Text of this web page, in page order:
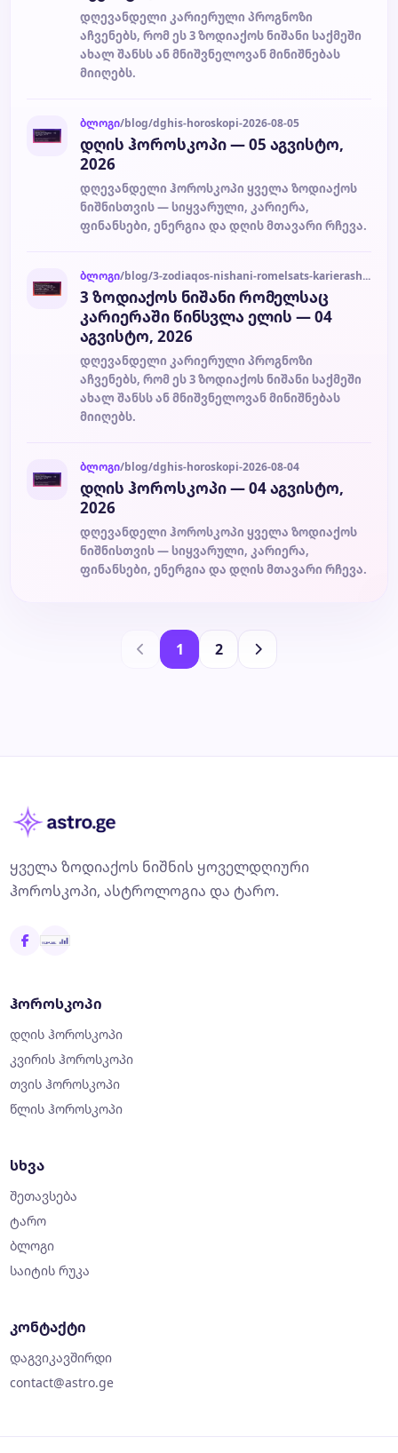
დღევანდელი კარიერული პროგნოზი
აჩვენებს, რომ ეს 3 ზოდიაქოს ნიშანი საქმეში
ახალ შანსს ან მნიშვნელოვან მინიშნებას
მიიღებს.
ბლოგი/blog/dghis-horoskopi-2026-08-05
დღის ჰოროსკოპი — 05 აგვისტო,
2026
დღევანდელი ჰოროსკოპი ყველა ზოდიაქოს
ნიშნისთვის — სიყვარული, კარიერა,
ფინანსები, ენერგია და დღის მთავარი რჩევა.
ბლოგი /blog/3-zodiaqos-nishani-romelsats-karierashi-tsinsvla-elis-04-agvisto-2026-2026-08-04
3 ზოდიაქოს ნიშანი რომელსაც
კარიერაში წინსვლა ელის — 04
აგვისტო, 2026
დღევანდელი კარიერული პროგნოზი
აჩვენებს, რომ ეს 3 ზოდიაქოს ნიშანი საქმეში
ახალ შანსს ან მნიშვნელოვან მინიშნებას
მიიღებს.
ბლოგი/blog/dghis-horoskopi-2026-08-04
დღის ჰოროსკოპი — 04 აგვისტო,
2026
დღევანდელი ჰოროსკოპი ყველა ზოდიაქოს
ნიშნისთვის — სიყვარული, კარიერა,
ფინანსები, ენერგია და დღის მთავარი რჩევა.
1 2
ყველა ზოდიაქოს ნიშნის ყოველდღიური
ჰოროსკოპი, ასტროლოგია და ტარო.
ჰოროსკოპი
დღის ჰოროსკოპი
კვირის ჰოროსკოპი
თვის ჰოროსკოპი
წლის ჰოროსკოპი
სხვა
შეთავსება
ტარო
ბლოგი
საიტის რუკა
კონტაქტი
დაგვიკავშირდი
contact@astro.ge